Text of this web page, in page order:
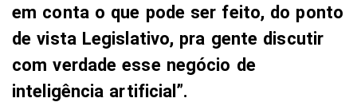
em conta o que pode ser feito, do ponto
de vista Legislativo, pra gente discutir
com verdade esse negócio de
inteligência artificial”.